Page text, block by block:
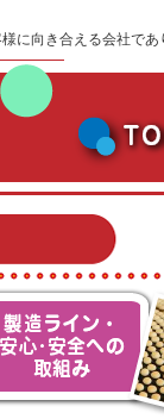
に向き合える会社であ